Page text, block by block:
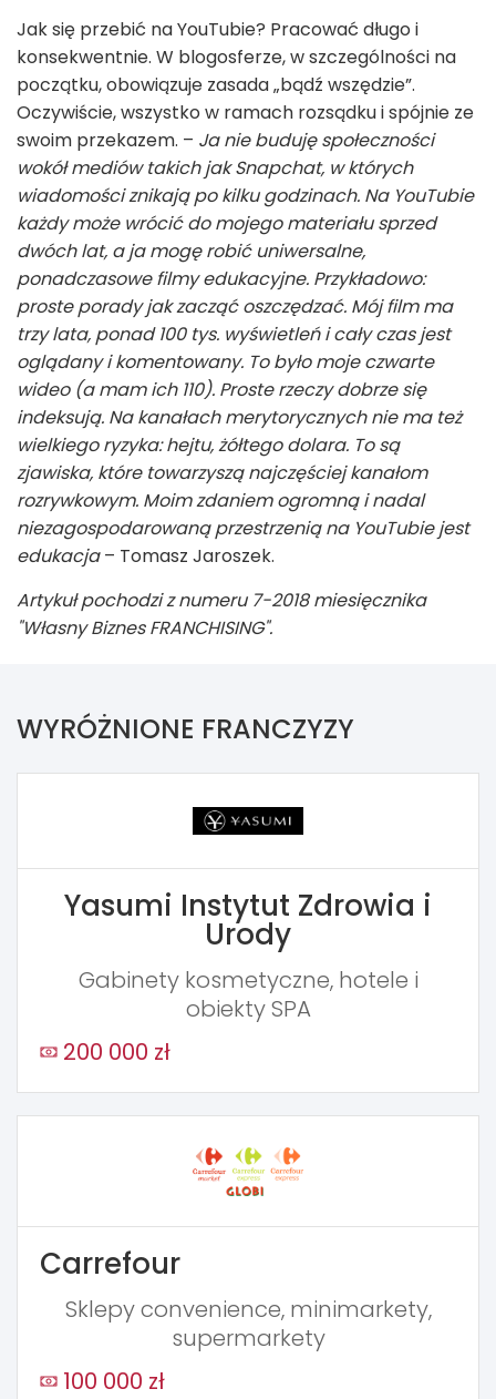
Jak się przebić na YouTubie? Pracować długo i
konsekwentnie. W blogosferze, w szczególności na
początku, obowiązuje zasada „bądź wszędzie”.
Oczywiście, wszystko w ramach rozsądku i spójnie ze
swoim przekazem. – Ja nie buduję społeczności
wokół mediów takich jak Snapchat, w których
wiadomości znikają po kilku godzinach. Na YouTubie
każdy może wrócić do mojego materiału sprzed
dwóch lat, a ja mogę robić uniwersalne,
ponadczasowe filmy edukacyjne. Przykładowo:
proste porady jak zacząć oszczędzać. Mój film ma
trzy lata, ponad 100 tys. wyświetleń i cały czas jest
oglądany i komentowany. To było moje czwarte
wideo (a mam ich 110). Proste rzeczy dobrze się
indeksują. Na kanałach merytorycznych nie ma też
wielkiego ryzyka: hejtu, żółtego dolara. To są
zjawiska, które towarzyszą najczęściej kanałom
rozrywkowym. Moim zdaniem ogromną i nadal
niezagospodarowaną przestrzenią na YouTubie jest
edukacja– Tomasz Jaroszek.
Artykuł pochodzi z numeru 7-2018 miesięcznika
"Własny Biznes FRANCHISING".
WYRÓŻNIONE FRANCZYZY
Yasumi Instytut Zdrowia i
Urody
Gabinety kosmetyczne, hotele i
obiekty SPA
200 000 zł
Carrefour
Sklepy convenience, minimarkety,
supermarkety
100 000 zł